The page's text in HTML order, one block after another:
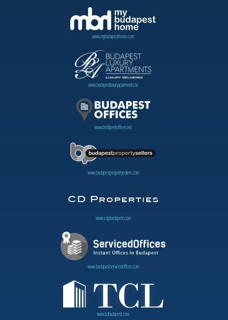
www.mybudapesthome.com
www.budapestluxuryapartments.hu
www.budapestoffices.net
www.budapestpropertysellers.com
www.cdpbudapest.com
www.budapestservicedoffices.com
www.tclbudapest.com